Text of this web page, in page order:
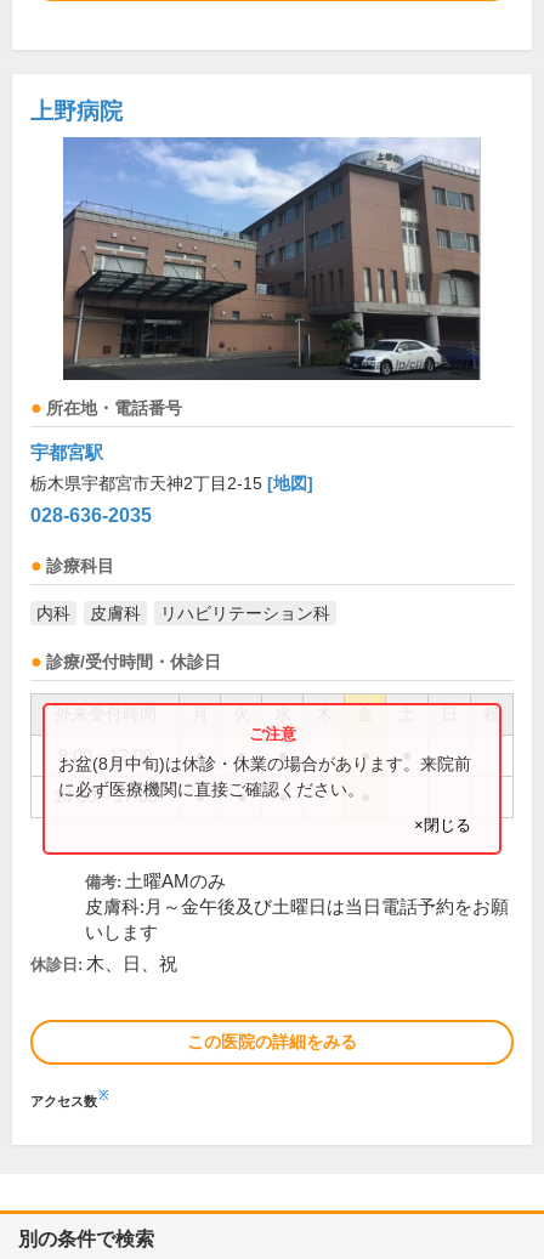
上野病院
所在地・電話番号
宇都宮駅
栃木県宇都宮市天神2丁目2-15 [地図]
028-636-2035
診療科目
内科 皮膚科 リハビリテーション科
診療/受付時間・休診日
祝
9:00～12:00 ● ● ● ●
14:00～17:00 ● ● ●
お盆(8月中旬)は休診・休業の場合があります。来院前
に必ず医療機関に直接ご確認ください。
×閉じる
備考: 土曜AMのみ
皮膚科:月～金午後及び土曜日は当日電話予約をお願
いします
休診日: 木、日、祝
この医院の詳細をみる
アクセス数※
別の条件で検索